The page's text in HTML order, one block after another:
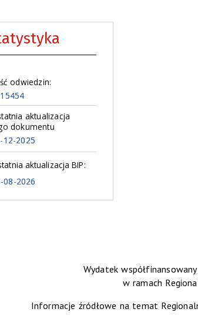
odwiedzin:
aktualizacja
dokumentu
12-2025
aktualizacja BIP:
08-2026
Wydatek
w ramach
Informacje źródłowe na temat